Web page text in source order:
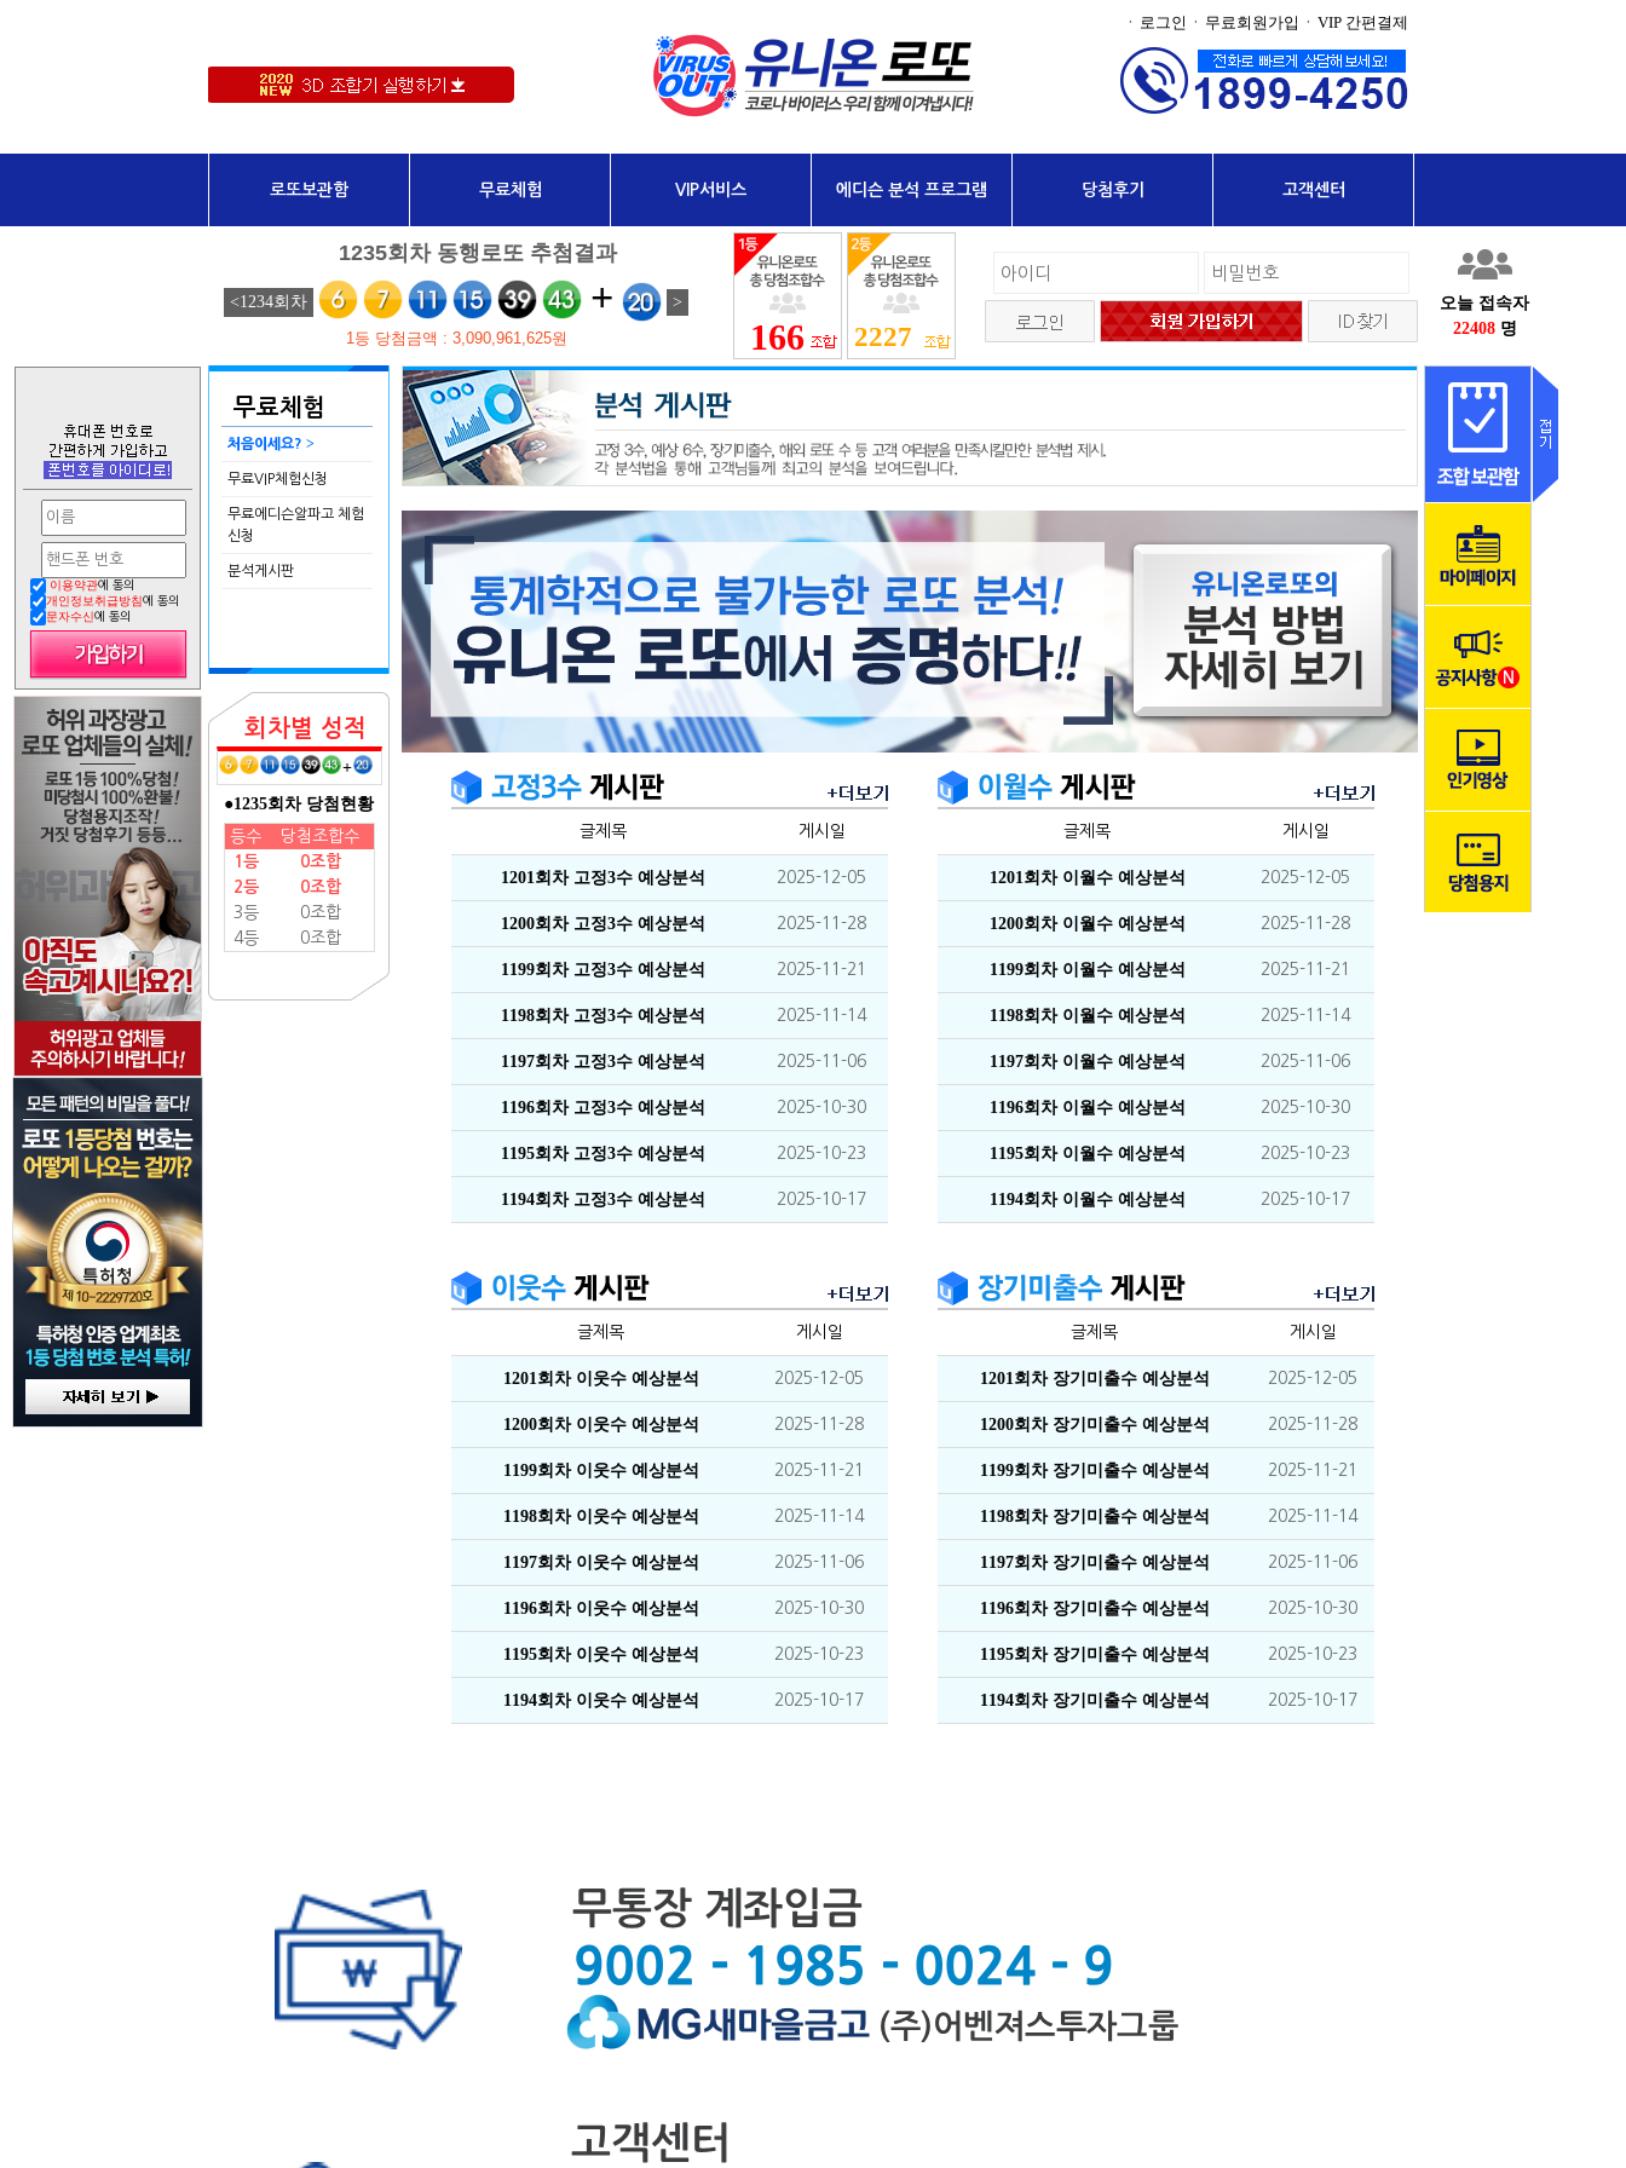
이용약관에 동의
개인정보취급방침에 동의
문자수신에 동의
오늘 접속자
22408명
· 로그인 · 무료회원가입 · VIP 간편결제
로또보관함 무료체험 VIP서비스 에디슨 분석 프로그램 당첨후기 고객센터
166 2227
무료체험
처음이세요? >
무료VIP체험신청
무료에디슨알파고 체험
신청
분석게시판
회차별 성적
+
●1235회차 당첨현황
등수
당첨조합수
1등
0조합
2등
0조합
3등
0조합
4등
0조합
글제목 게시일
1201회차 고정3수 예상분석 2025-12-05
1200회차 고정3수 예상분석 2025-11-28
1199회차 고정3수 예상분석 2025-11-21
1198회차 고정3수 예상분석 2025-11-14
1197회차 고정3수 예상분석 2025-11-06
1196회차 고정3수 예상분석 2025-10-30
1195회차 고정3수 예상분석 2025-10-23
1194회차 고정3수 예상분석 2025-10-17
글제목 게시일
1201회차 이월수 예상분석 2025-12-05
1200회차 이월수 예상분석 2025-11-28
1199회차 이월수 예상분석 2025-11-21
1198회차 이월수 예상분석 2025-11-14
1197회차 이월수 예상분석 2025-11-06
1196회차 이월수 예상분석 2025-10-30
1195회차 이월수 예상분석 2025-10-23
1194회차 이월수 예상분석 2025-10-17
글제목 게시일
1201회차 이웃수 예상분석 2025-12-05
1200회차 이웃수 예상분석 2025-11-28
1199회차 이웃수 예상분석 2025-11-21
1198회차 이웃수 예상분석 2025-11-14
1197회차 이웃수 예상분석 2025-11-06
1196회차 이웃수 예상분석 2025-10-30
1195회차 이웃수 예상분석 2025-10-23
1194회차 이웃수 예상분석 2025-10-17
글제목 게시일
1201회차 장기미출수 예상분석 2025-12-05
1200회차 장기미출수 예상분석 2025-11-28
1199회차 장기미출수 예상분석 2025-11-21
1198회차 장기미출수 예상분석 2025-11-14
1197회차 장기미출수 예상분석 2025-11-06
1196회차 장기미출수 예상분석 2025-10-30
1195회차 장기미출수 예상분석 2025-10-23
1194회차 장기미출수 예상분석 2025-10-17